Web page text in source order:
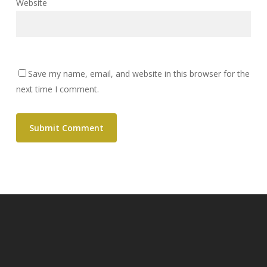
Website
Save my name, email, and website in this browser for the
next time I comment.